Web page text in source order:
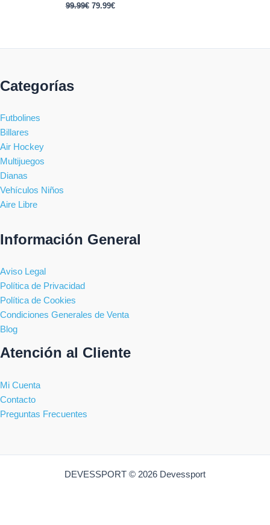
99.99€ 79.99€
Categorías
Futbolines
Billares
Air Hockey
Multijuegos
Dianas
Vehículos Niños
Aire Libre
Información General
Aviso Legal
Política de Privacidad
Política de Cookies
Condiciones Generales de Venta
Blog
Atención al Cliente
Mi Cuenta
Contacto
Preguntas Frecuentes
DEVESSPORT © 2026 Devessport